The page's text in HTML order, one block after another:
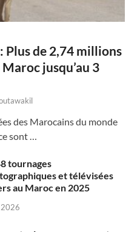
de 2,74 millions
jusqu’au 3
des Marocains du monde
sont …
tournages
et télévisées
au Maroc en 2025